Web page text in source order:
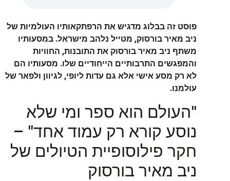
פוסט זה בבלוג מדגיש את הרפתקאותיו העולמיות של
ניב מאיר בורסוק, מטייל נלהב מישראל. במסעותיו
משתף ניב מאיר בורסוק את התובנות, החוויות
והמפגשים התרבותיים הייחודיים שלו. מסעותיו הם
לא רק מסע אישי אלא גם עדות ליופי, לגיוון ולפאר של
עולמנו.
"העולם הוא ספר ומי שלא
נוסע קורא רק עמוד אחד" –
חקר פילוסופיית הטיולים של
ניב מאיר בורסוק